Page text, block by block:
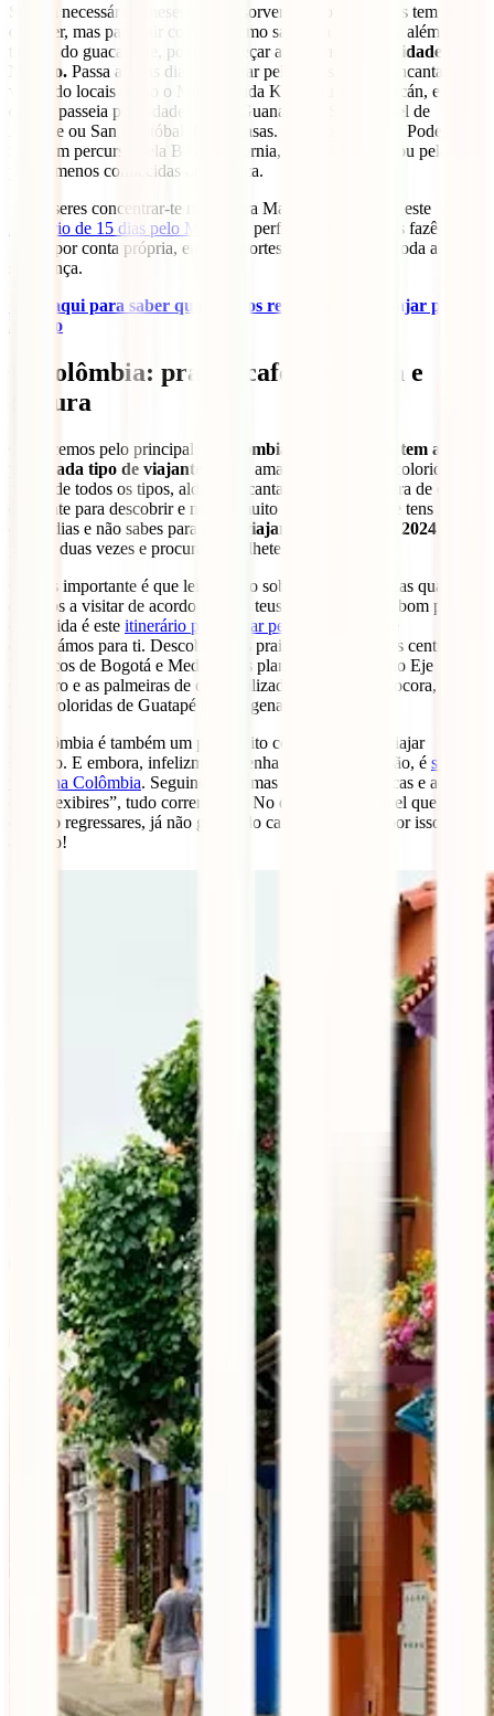
Seriam necessários meses para absorver tudo o que o país tem para
oferecer, mas para sair com um ótimo sabor na boca para além dos
tacos e do guacamole, podes começar a tua viagem na
Cidade do
México. Passa alguns dias a passear pelos seus bairros encantadores,
visitando locais como o Museu Frida Kahlo ou Teotihuacán, e
depois passeia por cidades como Guanajuato, San Miguel de
Allende ou San Cristóbal de las Casas. Apetece-te praia? Podes
fazer um percurso pela Baja California, Riviera Nayarit ou pelas
praias menos conhecidas de Oaxaca.
Se quiseres concentrar-te na Riviera Maya e no Yucatán, este
itinerário de 15 dias pelo México
é perfeito para ti. Podes fazê-lo
100% por conta própria, em transportes públicos e com toda a
segurança.
Clica aqui para saber quais são os requisitos para viajar para o
México
6. Colômbia: praias, café, natureza e
cultura
Comecemos pelo principal:
a Colômbia é um país que tem algo
para cada tipo de viajante.
Selva amazónica, cidades coloridas,
praias de todos os tipos, aldeias encantadoras, uma cultura de café
excitante para descobrir e muito, muito mais. Por isso, se tens mais
de 15 dias e não sabes para
onde viajar neste verão de 2024
penses duas vezes e procura um bilhete para Bogotá.
O mais importante é que leias muito sobre o país e decidas quais os
destinos a visitar de acordo com os teus gostos, mas um bom ponto
de partida é este itinerário para viajar pela Colômbia
desenhámos para ti. Descobrirás as praias de Tayrona, os centros
históricos de Bogotá e Medellín, as plantações de café do Eje
Cafetero e as palmeiras de cera estilizadas no Vale de Cocora, e as
casas coloridas de Guatapé e Cartagena das Índias.
A Colômbia é também um país muito cómodo para se viajar
sozinho. E embora, infelizmente, tenha uma má reputação, é seguro
viajar na Colômbia. Seguindo algumas precauções básicas e ao não
ou te “exibires”, tudo correrá bem. No entanto, é possível que,
quando regressares, já não gostes do café de Portugal, por isso, estás
avisado!